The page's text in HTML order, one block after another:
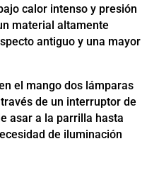
calor intenso y presión
material altamente
antiguo y una mayor
el mango dos lámparas
de un interruptor de
asar a la parrilla hasta
de iluminación